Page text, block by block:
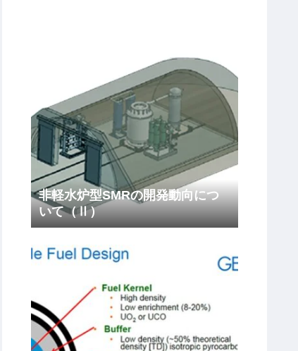
非軽水炉型SMRの開発動向につ
いて（Ⅱ）